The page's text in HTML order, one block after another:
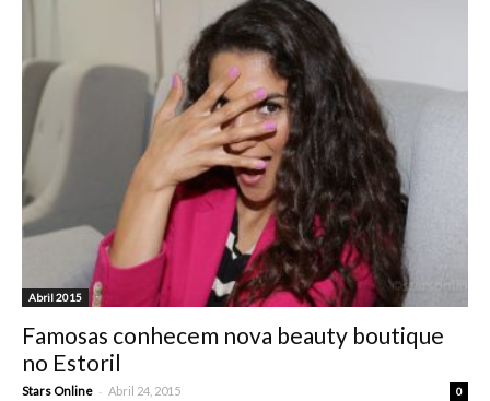
Abril 2015
Famosas conhecem nova beauty boutique
no Estoril
Stars Online - Abril 24, 2015 0